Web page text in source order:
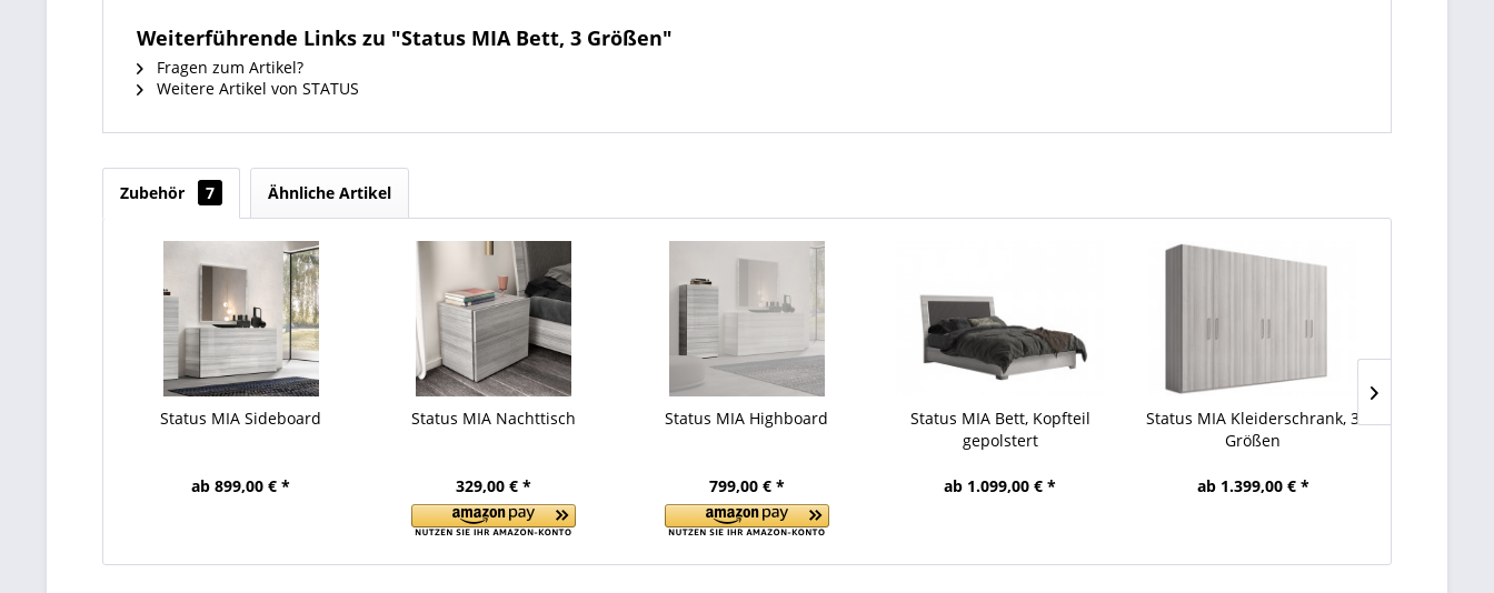
Weiterführende Links zu "Status MIA Bett, 3 Größen"
Fragen zum Artikel?
Weitere Artikel von STATUS
Zubehör 7 Ähnliche Artikel
Status MIA Sideboard
ab 899,00 € *
Status MIA Nachttisch
329,00 € *
Status MIA Highboard
799,00 € *
Status MIA Bett, Kopfteil
gepolstert
ab 1.099,00 € *
Status MIA Kleiderschrank, 3
Größen
ab 1.399,00 € *